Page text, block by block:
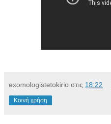
exomologistetokirio στις 18:22
Κοινή χρήση